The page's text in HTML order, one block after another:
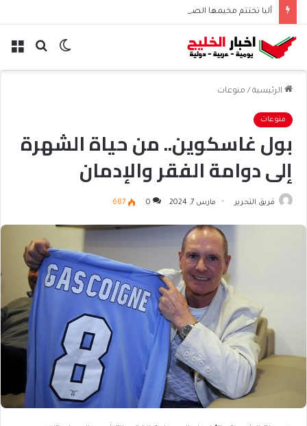
ألبا تختتم مخيمها الصيفي لطلاب البحرين
بحث الوضع
الرئيسية / منوعات
منوعات
بول غاسكوين.. من حياة الشهرة
إلى دوامة الفقر والإدمان
فريق التحرير مارس 7, 2024 0
687